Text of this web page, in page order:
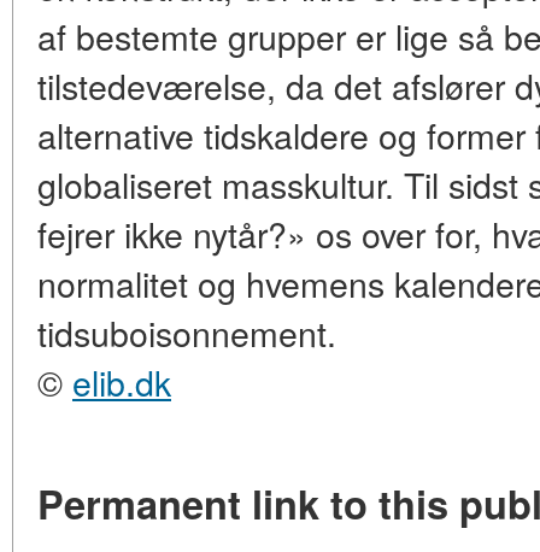
af bestemte grupper er lige så
tilstedeværelse, da det afslører
alternative tidskaldere og
globaliseret masskultur. Til sidst
fejrer ikke nytår?» os over for,
normalitet og hvemens
tidsuboisonnement.
© elib.dk
Permanent link to this